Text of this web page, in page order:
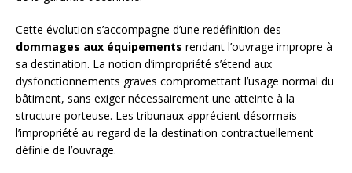
Cette évolution s’accompagne d’une redéfinition des
dommages aux équipements rendant l’ouvrage impropre à
sa destination. La notion d’impropriété s’étend aux
dysfonctionnements graves compromettant l’usage normal du
bâtiment, sans exiger nécessairement une atteinte à la
structure porteuse. Les tribunaux apprécient désormais
l’impropriété au regard de la destination contractuellement
définie de l’ouvrage.